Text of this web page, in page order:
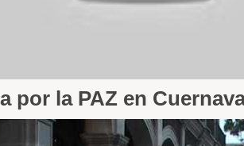
por la PAZ en